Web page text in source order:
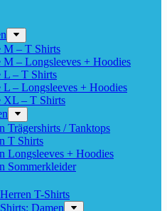
M – T Shirts
M – Longsleeves + Hoodies
L – T Shirts
– Longsleeves + Hoodies
XL – T Shirts
Trägershirts / Tanktops
T Shirts
Longsleeves + Hoodies
Sommerkleider
T-Shirts
Damen